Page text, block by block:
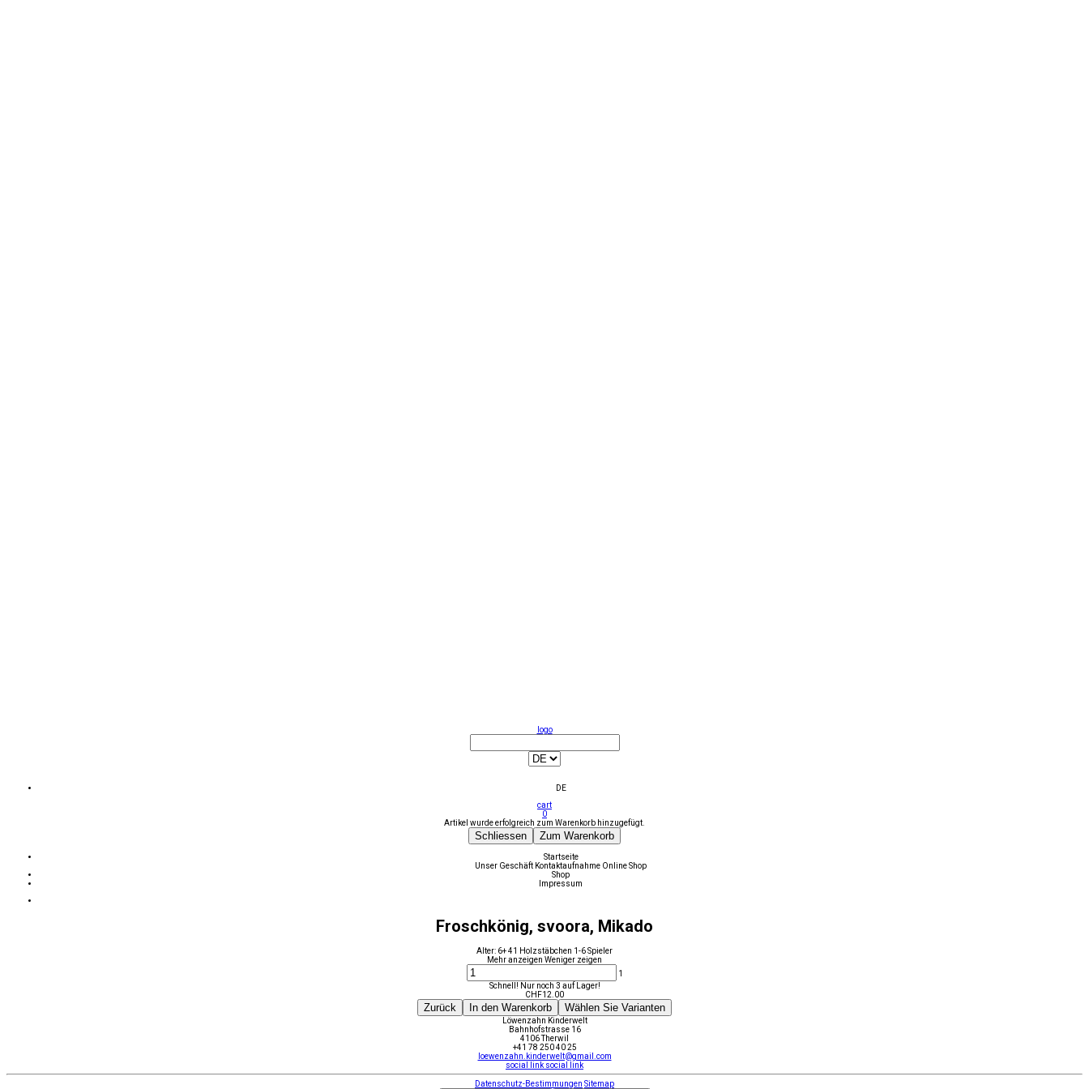
logo
DE
cart
0
Artikel wurde erfolgreich zum Warenkorb hinzugefügt.
Schliessen Zum Warenkorb
Startseite
Unser Geschäft Kontaktaufnahme Online Shop
Shop
Impressum
Froschkönig, svoora, Mikado
Alter: 6+ 41 Holzstäbchen 1-6 Spieler
Mehr anzeigen Weniger zeigen
1
Schnell! Nur noch 3 auf Lager!
CHF12.00
Zurück In den Warenkorb Wählen Sie Varianten
Löwenzahn Kinderwelt
Bahnhofstrasse 16
4106 Therwil
+41 78 250 40 25
loewenzahn.kinderwelt@gmail.com
social link social link
Datenschutz-Bestimmungen Sitemap